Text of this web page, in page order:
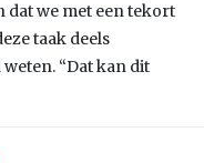
dat we met een tekort
taak deels
“Dat kan dit